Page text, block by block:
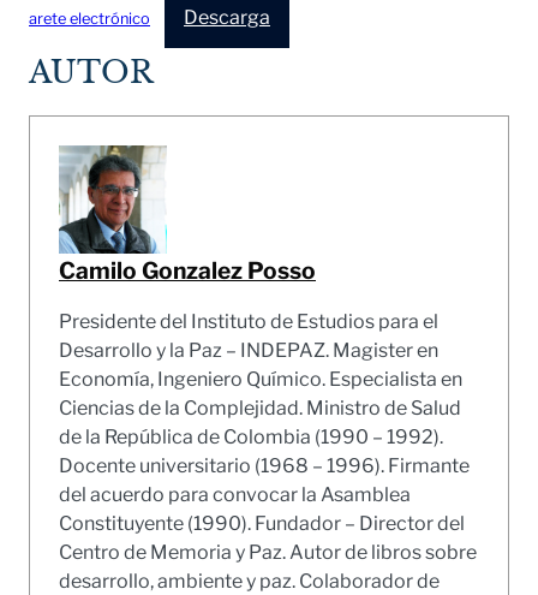
arete electrónico Descarga
AUTOR
Camilo Gonzalez Posso
Presidente del Instituto de Estudios para el
Desarrollo y la Paz – INDEPAZ. Magister en
Economía, Ingeniero Químico. Especialista en
Ciencias de la Complejidad. Ministro de Salud
de la República de Colombia (1990 – 1992).
Docente universitario (1968 – 1996). Firmante
del acuerdo para convocar la Asamblea
Constituyente (1990). Fundador – Director del
Centro de Memoria y Paz. Autor de libros sobre
desarrollo, ambiente y paz. Colaborador de